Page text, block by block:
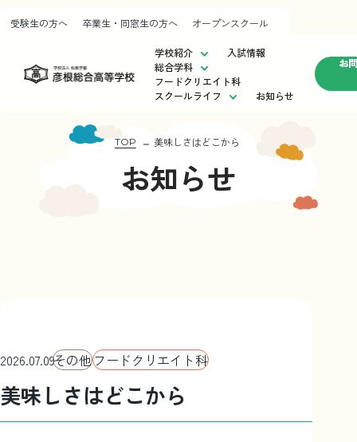
受験生の方へ 卒業生・同窓生の方へ オープンスクール
学校紹介
入試情報
総合学科
フードクリエイト科
スクールライフ
お知らせ
お
校長挨拶
彦根総合⾼等学校の歩み
制服紹介
施設紹介
TOP 美味しさはどこから
お知らせ
2026.07.09その他フードクリエイト科
美味しさはどこから